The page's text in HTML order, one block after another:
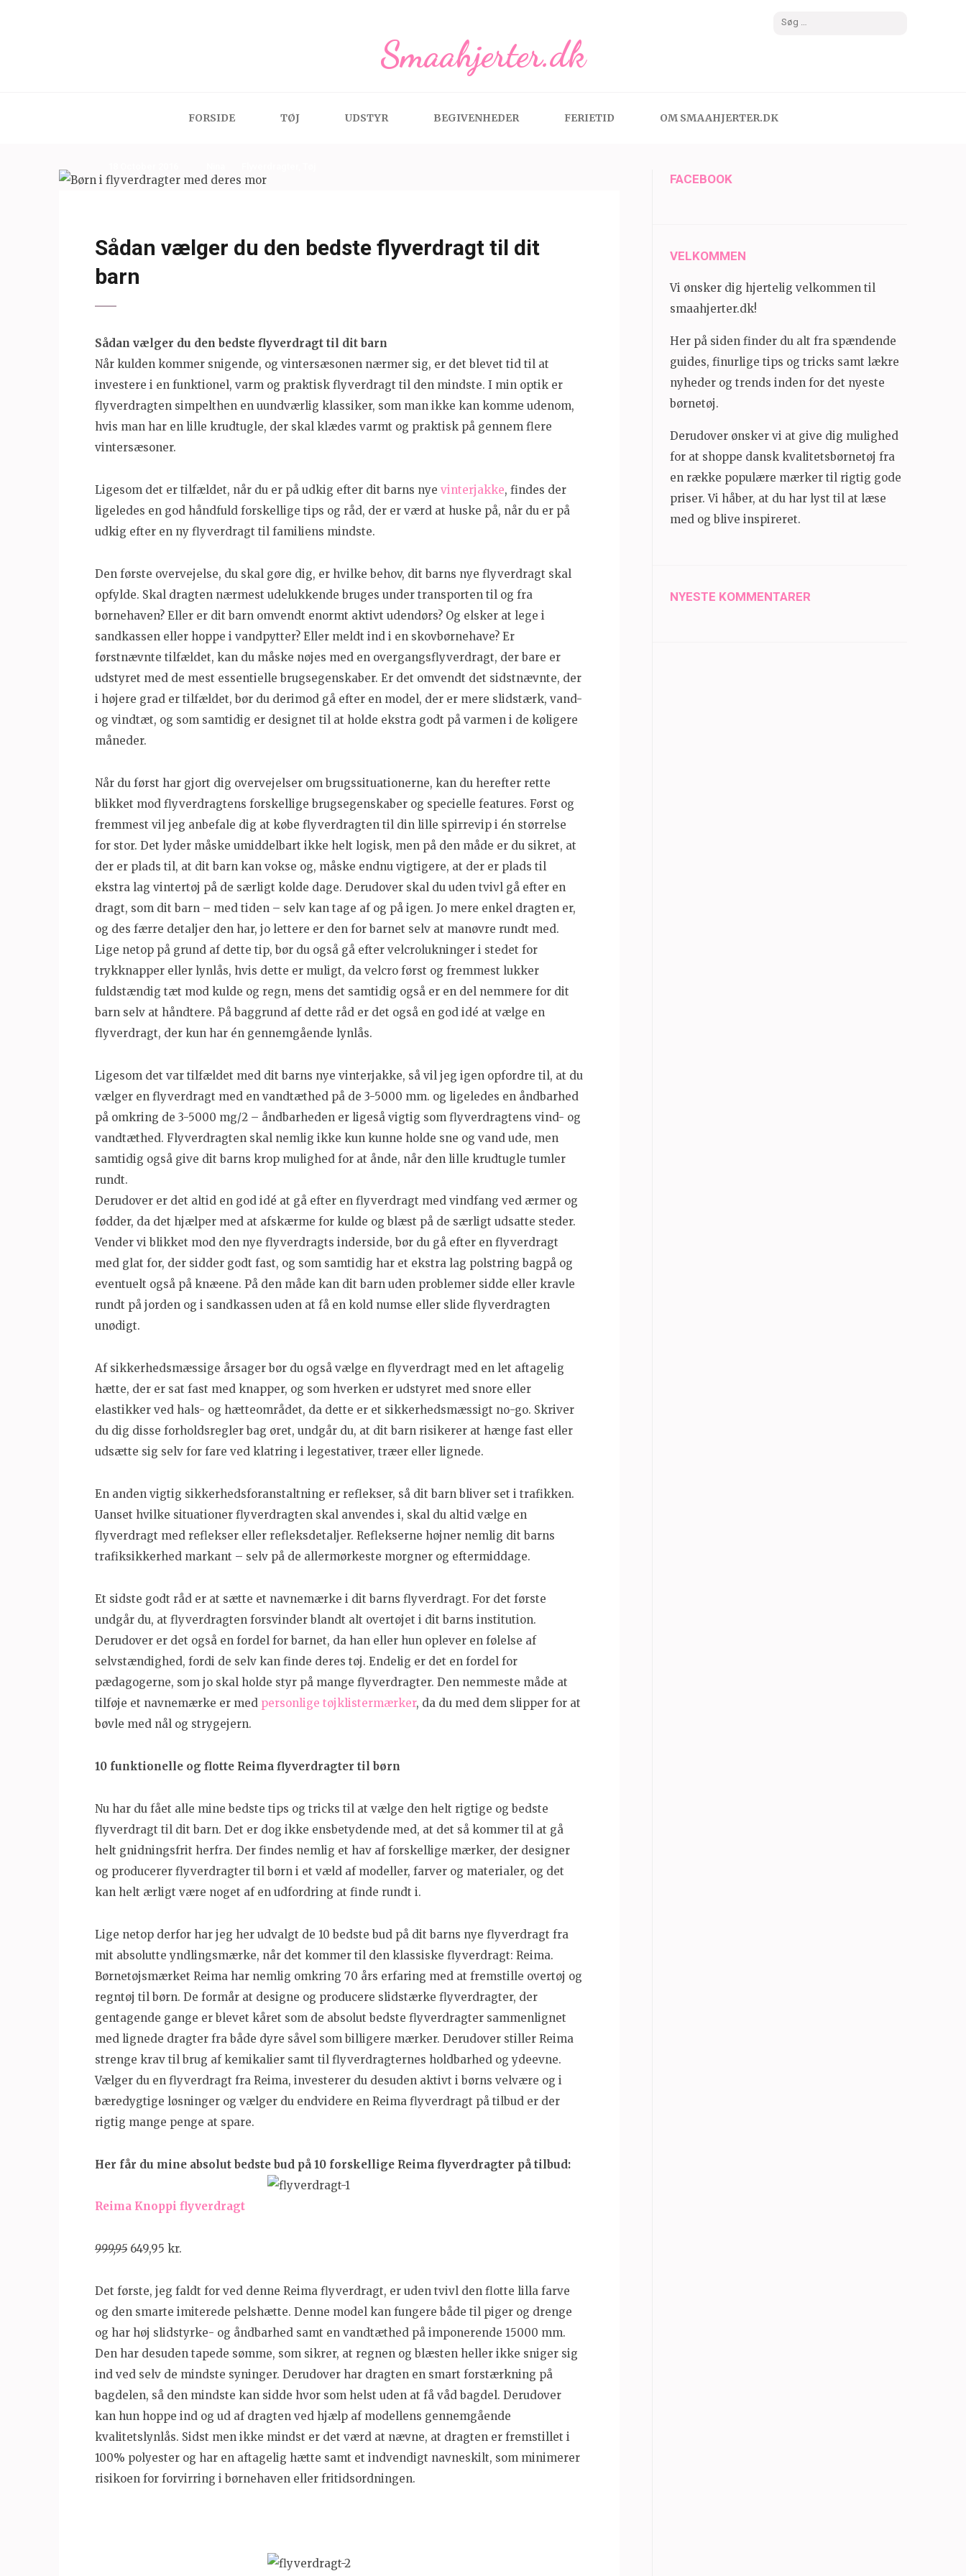
Smaahjerter.dk
FORSIDE TØJ UDSTYR BEGIVENHEDER FERIETID OM SMAAHJERTER.DK
Sådan vælger du den bedste flyverdragt til dit
barn
Sådan vælger du den bedste flyverdragt til dit barn
Når kulden kommer snigende, og vintersæsonen nærmer sig, er det blevet tid til at
investere i en funktionel, varm og praktisk flyverdragt til den mindste. I min optik er
flyverdragten simpelthen en uundværlig klassiker, som man ikke kan komme udenom,
hvis man har en lille krudtugle, der skal klædes varmt og praktisk på gennem flere
vintersæsoner.
Ligesom det er tilfældet, når du er på udkig efter dit barns nye vinterjakke, findes der
ligeledes en god håndfuld forskellige tips og råd, der er værd at huske på, når du er på
udkig efter en ny flyverdragt til familiens mindste.
Den første overvejelse, du skal gøre dig, er hvilke behov, dit barns nye flyverdragt skal
opfylde. Skal dragten nærmest udelukkende bruges under transporten til og fra
børnehaven? Eller er dit barn omvendt enormt aktivt udendørs? Og elsker at lege i
sandkassen eller hoppe i vandpytter? Eller meldt ind i en skovbørnehave? Er
førstnævnte tilfældet, kan du måske nøjes med en overgangsflyverdragt, der bare er
udstyret med de mest essentielle brugsegenskaber. Er det omvendt det sidstnævnte, der
i højere grad er tilfældet, bør du derimod gå efter en model, der er mere slidstærk, vand-
og vindtæt, og som samtidig er designet til at holde ekstra godt på varmen i de køligere
måneder.
Når du først har gjort dig overvejelser om brugssituationerne, kan du herefter rette
blikket mod flyverdragtens forskellige brugsegenskaber og specielle features. Først og
fremmest vil jeg anbefale dig at købe flyverdragten til din lille spirrevip i én størrelse
for stor. Det lyder måske umiddelbart ikke helt logisk, men på den måde er du sikret, at
der er plads til, at dit barn kan vokse og, måske endnu vigtigere, at der er plads til
ekstra lag vintertøj på de særligt kolde dage. Derudover skal du uden tvivl gå efter en
dragt, som dit barn – med tiden – selv kan tage af og på igen. Jo mere enkel dragten er,
og des færre detaljer den har, jo lettere er den for barnet selv at manøvre rundt med.
Lige netop på grund af dette tip, bør du også gå efter velcrolukninger i stedet for
trykknapper eller lynlås, hvis dette er muligt, da velcro først og fremmest lukker
fuldstændig tæt mod kulde og regn, mens det samtidig også er en del nemmere for dit
barn selv at håndtere. På baggrund af dette råd er det også en god idé at vælge en
flyverdragt, der kun har én gennemgående lynlås.
Ligesom det var tilfældet med dit barns nye vinterjakke, så vil jeg igen opfordre til, at du
vælger en flyverdragt med en vandtæthed på de 3-5000 mm. og ligeledes en åndbarhed
på omkring de 3-5000 mg/2 – åndbarheden er ligeså vigtig som flyverdragtens vind- og
vandtæthed. Flyverdragten skal nemlig ikke kun kunne holde sne og vand ude, men
samtidig også give dit barns krop mulighed for at ånde, når den lille krudtugle tumler
rundt.
Derudover er det altid en god idé at gå efter en flyverdragt med vindfang ved ærmer og
fødder, da det hjælper med at afskærme for kulde og blæst på de særligt udsatte steder.
Vender vi blikket mod den nye flyverdragts inderside, bør du gå efter en flyverdragt
med glat for, der sidder godt fast, og som samtidig har et ekstra lag polstring bagpå og
eventuelt også på knæene. På den måde kan dit barn uden problemer sidde eller kravle
rundt på jorden og i sandkassen uden at få en kold numse eller slide flyverdragten
unødigt.
Af sikkerhedsmæssige årsager bør du også vælge en flyverdragt med en let aftagelig
hætte, der er sat fast med knapper, og som hverken er udstyret med snore eller
elastikker ved hals- og hætteområdet, da dette er et sikkerhedsmæssigt no-go. Skriver
du dig disse forholdsregler bag øret, undgår du, at dit barn risikerer at hænge fast eller
udsætte sig selv for fare ved klatring i legestativer, træer eller lignede.
En anden vigtig sikkerhedsforanstaltning er reflekser, så dit barn bliver set i trafikken.
Uanset hvilke situationer flyverdragten skal anvendes i, skal du altid vælge en
flyverdragt med reflekser eller refleksdetaljer. Reflekserne højner nemlig dit barns
trafiksikkerhed markant – selv på de allermørkeste morgner og eftermiddage.
Et sidste godt råd er at sætte et navnemærke i dit barns flyverdragt. For det første
undgår du, at flyverdragten forsvinder blandt alt overtøjet i dit barns institution.
Derudover er det også en fordel for barnet, da han eller hun oplever en følelse af
selvstændighed, fordi de selv kan finde deres tøj. Endelig er det en fordel for
pædagogerne, som jo skal holde styr på mange flyverdragter. Den nemmeste måde at
tilføje et navnemærke er med personlige tøjklistermærker, da du med dem slipper for at
bøvle med nål og strygejern.
10 funktionelle og flotte Reima flyverdragter til børn
Nu har du fået alle mine bedste tips og tricks til at vælge den helt rigtige og bedste
flyverdragt til dit barn. Det er dog ikke ensbetydende med, at det så kommer til at gå
helt gnidningsfrit herfra. Der findes nemlig et hav af forskellige mærker, der designer
og producerer flyverdragter til børn i et væld af modeller, farver og materialer, og det
kan helt ærligt være noget af en udfordring at finde rundt i.
Lige netop derfor har jeg her udvalgt de 10 bedste bud på dit barns nye flyverdragt fra
mit absolutte yndlingsmærke, når det kommer til den klassiske flyverdragt: Reima.
Børnetøjsmærket Reima har nemlig omkring 70 års erfaring med at fremstille overtøj og
regntøj til børn. De formår at designe og producere slidstærke flyverdragter, der
gentagende gange er blevet kåret som de absolut bedste flyverdragter sammenlignet
med lignede dragter fra både dyre såvel som billigere mærker. Derudover stiller Reima
strenge krav til brug af kemikalier samt til flyverdragternes holdbarhed og ydeevne.
Vælger du en flyverdragt fra Reima, investerer du desuden aktivt i børns velvære og i
bæredygtige løsninger og vælger du endvidere en Reima flyverdragt på tilbud er der
rigtig mange penge at spare.
Her får du mine absolut bedste bud på 10 forskellige Reima flyverdragter på tilbud:
Reima Knoppi flyverdragt
999,95 649,95 kr.
Det første, jeg faldt for ved denne Reima flyverdragt, er uden tvivl den flotte lilla farve
og den smarte imiterede pelshætte. Denne model kan fungere både til piger og drenge
og har høj slidstyrke- og åndbarhed samt en vandtæthed på imponerende 15000 mm.
Den har desuden tapede sømme, som sikrer, at regnen og blæsten heller ikke sniger sig
ind ved selv de mindste syninger. Derudover har dragten en smart forstærkning på
bagdelen, så den mindste kan sidde hvor som helst uden at få våd bagdel. Derudover
kan hun hoppe ind og ud af dragten ved hjælp af modellens gennemgående
kvalitetslynlås. Sidst men ikke mindst er det værd at nævne, at dragten er fremstillet i
100% polyester og har en aftagelig hætte samt et indvendigt navneskilt, som minimerer
risikoen for forvirring i børnehaven eller fritidsordningen.
FACEBOOK
VELKOMMEN
Vi ønsker dig hjertelig velkommen til
smaahjerter.dk!
Her på siden finder du alt fra spændende
guides, finurlige tips og tricks samt lækre
nyheder og trends inden for det nyeste
børnetøj.
Derudover ønsker vi at give dig mulighed
for at shoppe dansk kvalitetsbørnetøj fra
en række populære mærker til rigtig gode
priser. Vi håber, at du har lyst til at læse
med og blive inspireret.
NYESTE KOMMENTARER